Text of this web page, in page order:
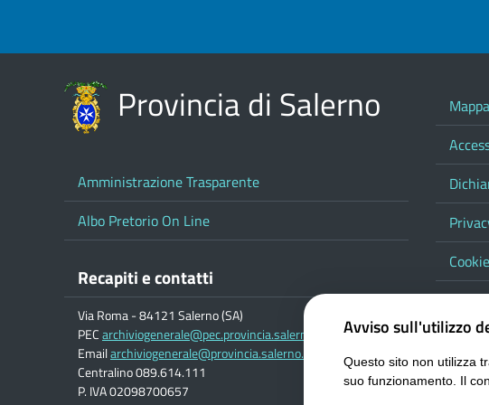
Provincia di Salerno
Amministrazione Trasparente
Albo Pretorio On Line
Recapiti e contatti
Via Roma - 84121 Salerno (SA)
PECarchiviogenerale@pec.provincia.salerno.it
Emailarchiviogenerale@provincia.salerno.it
Centralino 089.614.111
P. IVA 02098700657
Note
Avviso sull'utilizzo
Questo sito non utilizza
suo funzionamento. Il